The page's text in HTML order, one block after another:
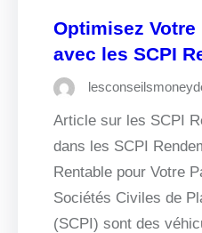
Optimisez
avec les SCPI
Article sur les SCPI
dans les SCPI
Rentable pour Votre
Sociétés Civiles de
(SCPI) sont des